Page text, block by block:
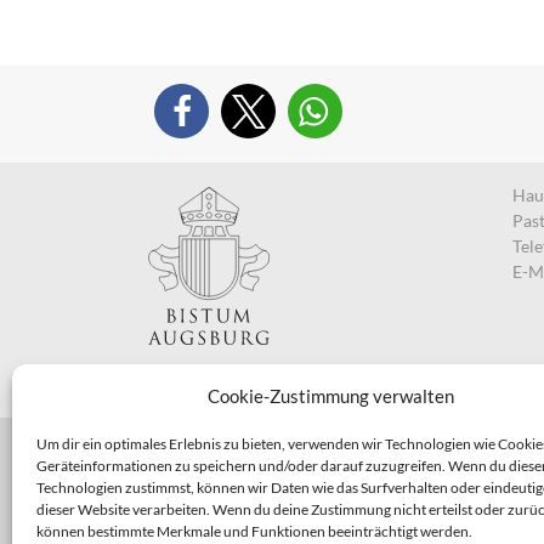
Cookie-Zustimmung verwalten
Um dir ein optimales Erlebnis zu bieten, verwenden wir Technologien wie
Geräteinformationen zu speichern und/oder darauf zuzugreifen. Wenn du
Technologien zustimmst, können wir Daten wie das Surfverhalten oder
dieser Website verarbeiten. Wenn du deine Zustimmung nicht erteilst oder
können bestimmte Merkmale und Funktionen beeinträchtigt werden.
E-